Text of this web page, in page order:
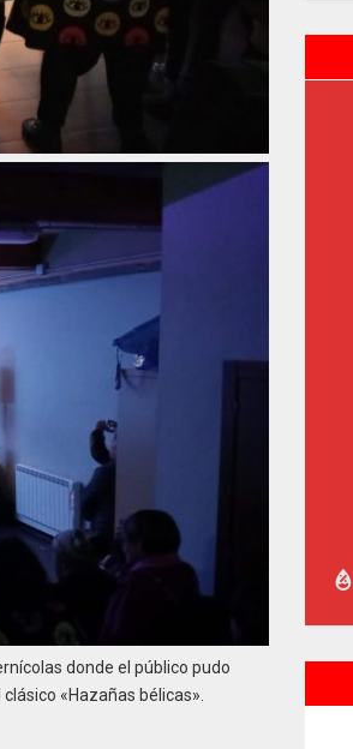
donde el público pudo
«Hazañas bélicas».